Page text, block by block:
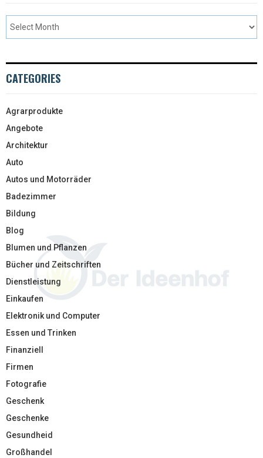
CATEGORIES
Agrarprodukte
Angebote
Architektur
Auto
Autos und Motorräder
Badezimmer
Bildung
Blog
Blumen und Pflanzen
Bücher und Zeitschriften
Dienstleistung
Einkaufen
Elektronik und Computer
Essen und Trinken
Finanziell
Firmen
Fotografie
Geschenk
Geschenke
Gesundheid
Großhandel